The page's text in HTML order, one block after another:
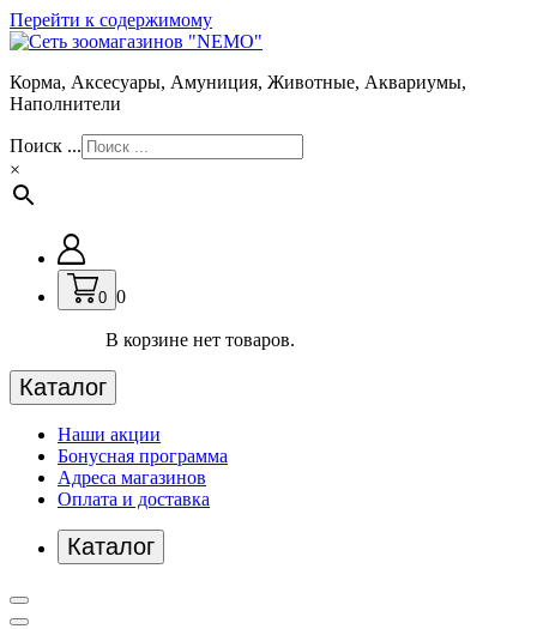
Перейти к содержимому
Корма, Аксесуары, Амуниция, Животные, Аквариумы,
Наполнители
Поиск ...
×
0 0
В корзине нет товаров.
Каталог
Наши акции
Бонусная программа
Адреса магазинов
Оплата и доставка
Каталог